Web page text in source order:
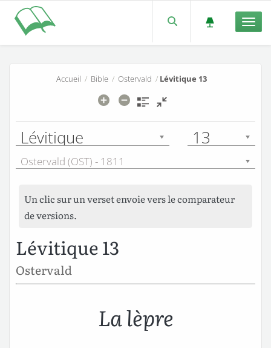
Accueil / Bible/ Ostervald / Lévitique 13
Lévitique 13
Ostervald (OST) - 1811
Un clic sur un verset envoie vers le comparateur
de versions.
Lévitique 13
Ostervald
La lèpre